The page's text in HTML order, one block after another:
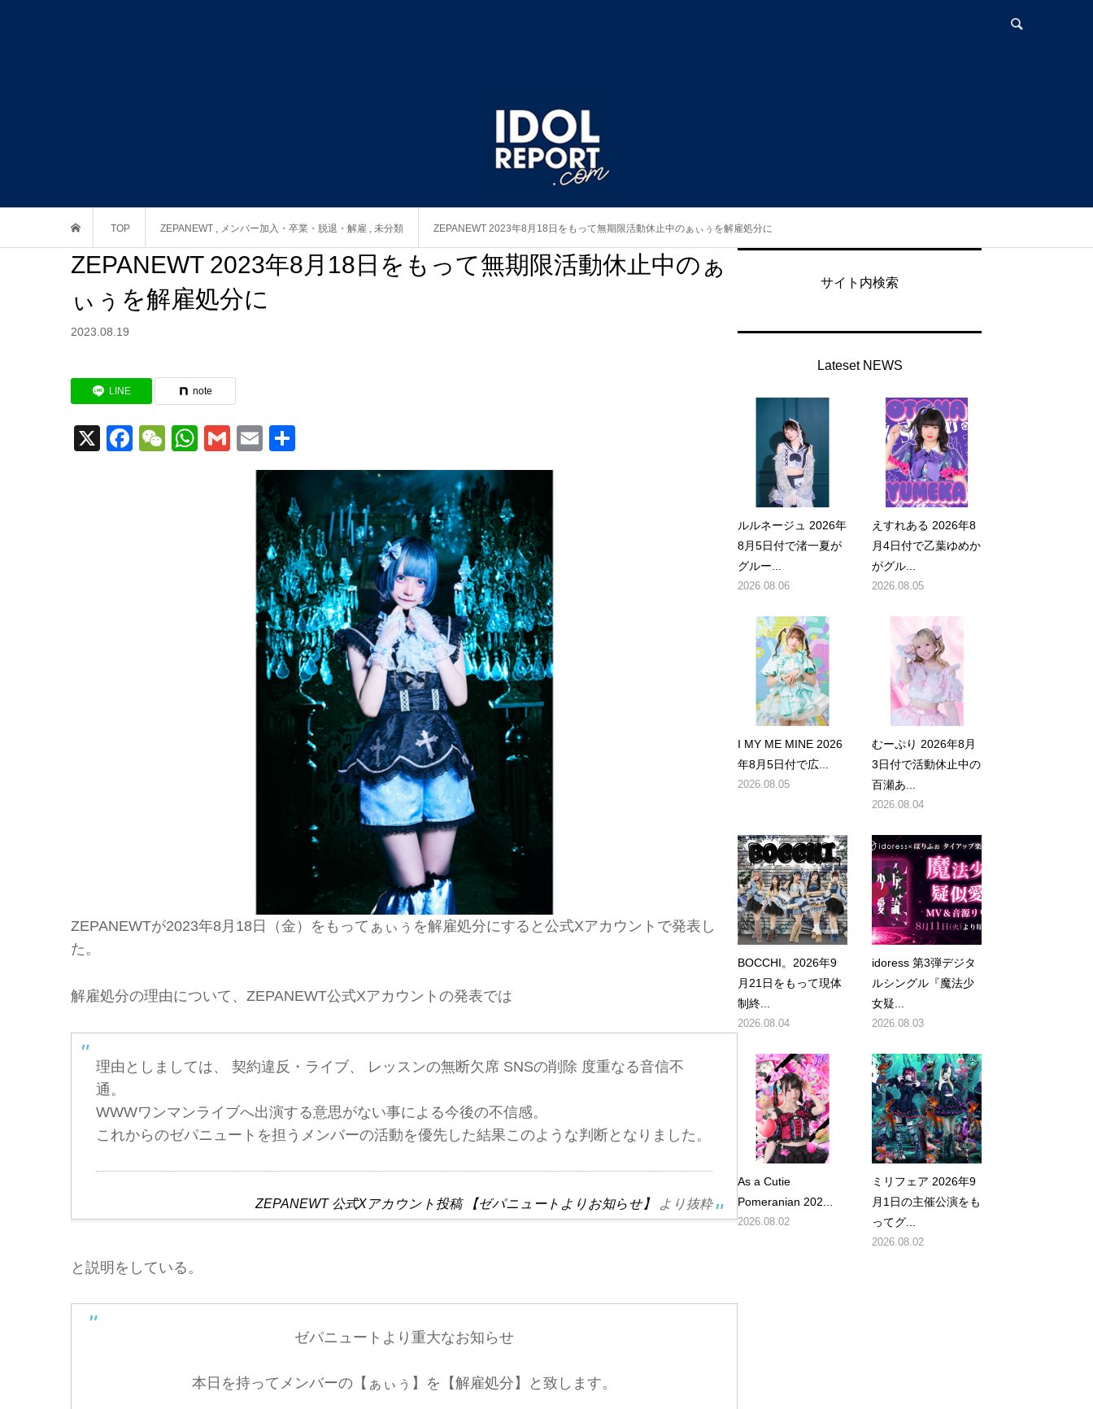
TOP ZEPANEWT , メンバー加入・卒業・脱退・解雇 , 未分類 ZEPANEWT 2023年8月18日をもって無期限活動休止中のぁぃぅを解雇処分に
ZEPANEWT 2023年8月18日をもって無期限活動休止中のぁ
ぃぅを解雇処分に
2023.08.19
LINE note
X Facebook
WeChat
WhatsApp
GmailEmail
有
ZEPANEWTが2023年8月18日（金）をもってぁぃぅを解雇処分にすると公式Xアカウントで発表し
た。
解雇処分の理由について、ZEPANEWT公式Xアカウントの発表では
理由としましては、 契約違反・ライブ、 レッスンの無断欠席 SNSの削除 度重なる音信不
通。
WWWワンマンライブへ出演する意思がない事による今後の不信感。
これからのゼパニュートを担うメンバーの活動を優先した結果このような判断となりました。
ZEPANEWT 公式Xアカウント投稿 【ゼパニュートよりお知らせ】 より抜粋
と説明をしている。
ゼパニュートより重大なお知らせ
本日を持ってメンバーの【ぁぃぅ】を【解雇処分】と致します。
サイト内検索
Lateset NEWS
ルルネージュ 2026年
8月5日付で渚一夏が
グルー...
2026.08.06
えすれある 2026年8
月4日付で乙葉ゆめか
がグル...
2026.08.05
I MY ME MINE 2026
年8月5日付で広...
2026.08.05
むーぷり 2026年8月
3日付で活動休止中の
百瀬あ...
2026.08.04
BOCCHI。2026年9
月21日をもって現体
制終...
2026.08.04
idoress 第3弾デジタ
ルシングル『魔法少
女疑...
2026.08.03
As a Cutie
Pomeranian 202...
2026.08.02
ミリフェア 2026年9
月1日の主催公演をも
ってグ...
2026.08.02